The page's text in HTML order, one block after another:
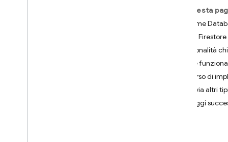
Su questa
Realtime
Cloud Firestore
Funzionalità
Come
Percorso di
Archivia altri
Passaggi